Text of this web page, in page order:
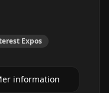
Expos
information